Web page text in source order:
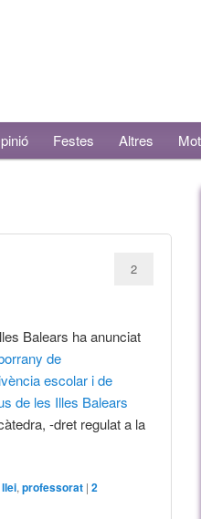
Festes Altres
2
Balears ha anunciat
de
escolar i de
de les Illes Balears
-dret regulat a la
llei,professorat |2